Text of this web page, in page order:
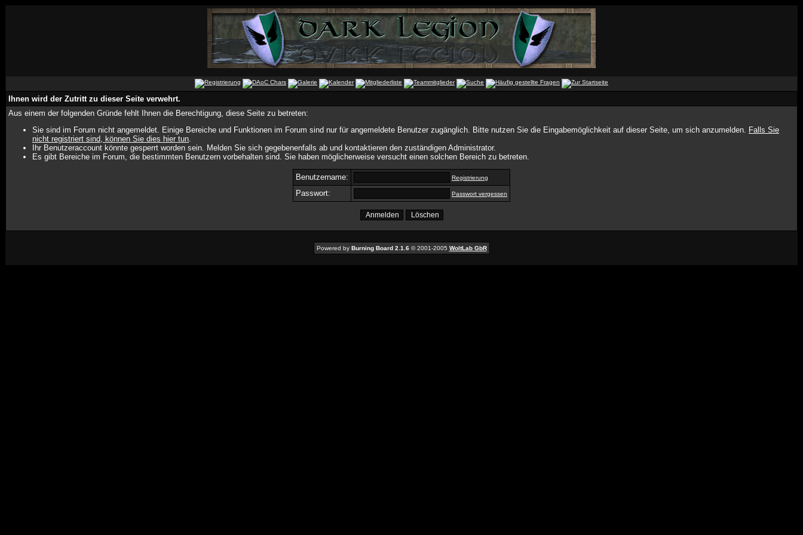
Ihnen wird der Zutritt zu dieser Seite verwehrt.
Aus einem der folgenden Gründe fehlt Ihnen die Berechtigung, diese Seite zu betreten:
Sie sind im Forum nicht angemeldet. Einige Bereiche und Funktionen im Forum sind nur für angemeldete Benutzer zugänglich. Bitte nutzen Sie die Eingabemöglichkeit auf dieser Seite, um sich anzumelden. Falls Sie
nicht registriert sind, können Sie dies hier tun.
Ihr Benutzeraccount könnte gesperrt worden sein. Melden Sie sich gegebenenfalls ab und kontaktieren den zuständigen Administrator.
Es gibt Bereiche im Forum, die bestimmten Benutzern vorbehalten sind. Sie haben möglicherweise versucht einen solchen Bereich zu betreten.
Benutzername: Registrierung
Passwort: Passwort vergessen
Powered by Burning Board 2.1.6© 2001-2005 WoltLab GbR